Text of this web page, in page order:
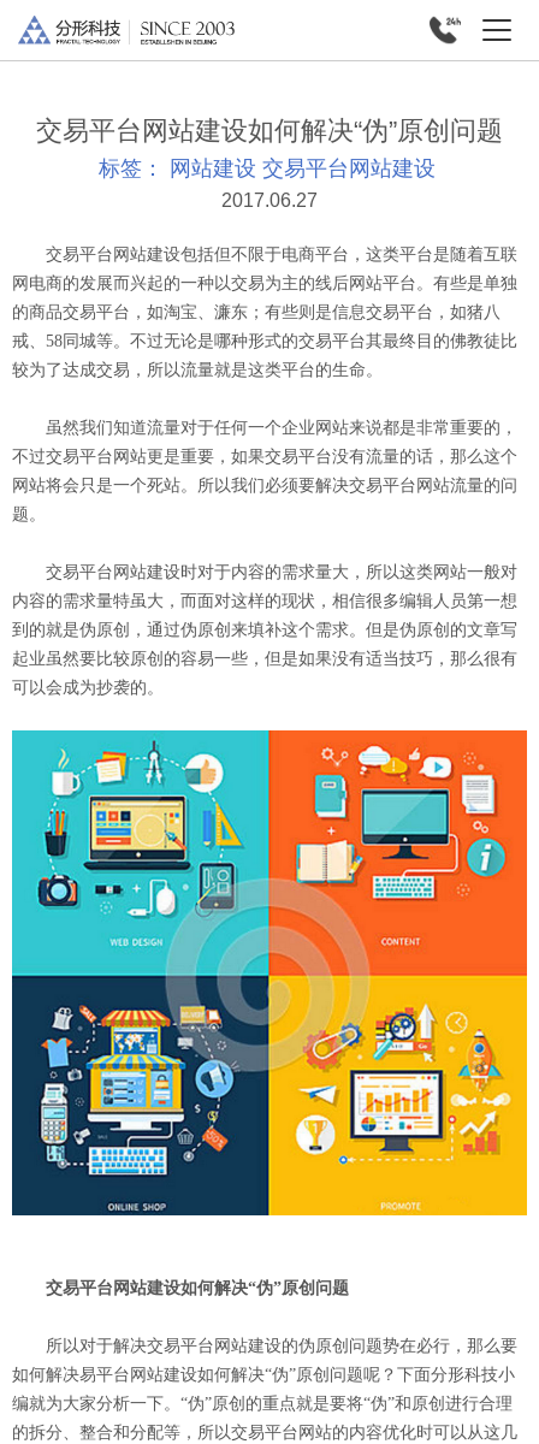
交易平台网站建设如何解决“伪”原创问题
标签： 网站建设 交易平台网站建设
2017.06.27
交易平台网站建设包括但不限于电商平台，这类平台是随着互联
网电商的发展而兴起的一种以交易为主的线后网站平台。有些是单独
的商品交易平台，如淘宝、濂东；有些则是信息交易平台，如猪八
戒、58同城等。不过无论是哪种形式的交易平台其最终目的佛教徒比
较为了达成交易，所以流量就是这类平台的生命。
虽然我们知道流量对于任何一个企业网站来说都是非常重要的，
不过交易平台网站更是重要，如果交易平台没有流量的话，那么这个
网站将会只是一个死站。所以我们必须要解决交易平台网站流量的问
题。
交易平台网站建设时对于内容的需求量大，所以这类网站一般对
内容的需求量特虽大，而面对这样的现状，相信很多编辑人员第一想
到的就是伪原创，通过伪原创来填补这个需求。但是伪原创的文章写
起业虽然要比较原创的容易一些，但是如果没有适当技巧，那么很有
可以会成为抄袭的。
交易平台网站建设如何解决“伪”原创问题
所以对于解决交易平台网站建设的伪原创问题势在必行，那么要
如何解决易平台网站建设如何解决“伪”原创问题呢？下面分形科技小
编就为大家分析一下。“伪”原创的重点就是要将“伪”和原创进行合理
的拆分、整合和分配等，所以交易平台网站的内容优化时可以从这几